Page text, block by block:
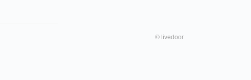
© livedoor